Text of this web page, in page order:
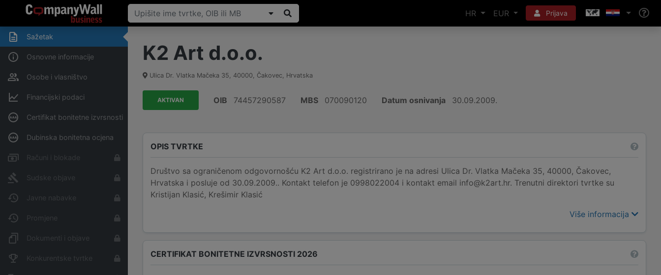
HR EUR Prijava
Sažetak
Osnovne informacije
Osobe i vlasništvo
Financijski podaci
Certifikat bonitetne izvrsnosti
Dubinska bonitetna ocjena
Računi i blokade
Sudske objave
Javne nabavke
Promjene
Dokumenti i objave
Konkurentske tvrtke
K2 Art d.o.o.
Ulica Dr. Vlatka Mačeka 35, 40000, Čakovec, Hrvatska
AKTIVAN OIB 74457290587 MBS 070090120 Datum osnivanja 30.09.2009.
OPIS TVRTKE
Društvo sa ograničenom odgovornošću K2 Art d.o.o. registrirano je na adresi Ulica Dr. Vlatka Mačeka 35, 40000, Čakovec,
Hrvatska i posluje od 30.09.2009.. Kontakt telefon je 0998022004 i kontakt email info@k2art.hr. Trenutni direktori tvrtke su
Kristijan Klasić, Krešimir Klasić
Više informacija
CERTIFIKAT BONITETNE IZVRSNOSTI 2026